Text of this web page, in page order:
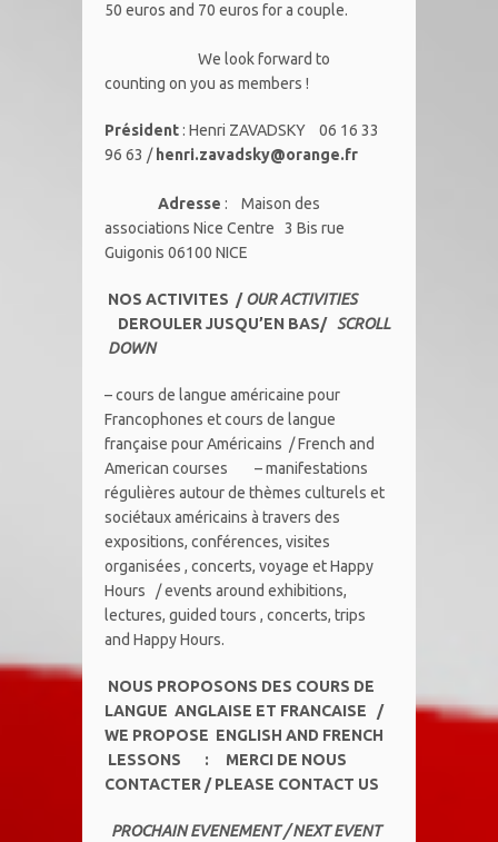
50 euros and 70 euros for a couple.
We look forward to
counting on you as members !
Président : Henri ZAVADSKY 06 16 33
96 63 /henri.zavadsky@orange.fr
Adresse : Maison des
associations Nice Centre 3 Bis rue
Guigonis 06100 NICE
NOS ACTIVITES /OUR ACTIVITIES
DEROULER JUSQU’EN BAS/ SCROLL
DOWN
– cours de langue américaine pour
Francophones et cours de langue
française pour Américains / French and
American courses – manifestations
régulières autour de thèmes culturels et
sociétaux américains à travers des
expositions, conférences, visites
organisées , concerts, voyage et Happy
Hours / events around exhibitions,
lectures, guided tours , concerts, trips
and Happy Hours.
NOUS PROPOSONS DES COURS DE
LANGUE ANGLAISE ET FRANCAISE /
WE PROPOSE ENGLISH AND FRENCH
LESSONS : MERCI DE NOUS
CONTACTER / PLEASE CONTACT US
PROCHAIN EVENEMENT / NEXT EVENT